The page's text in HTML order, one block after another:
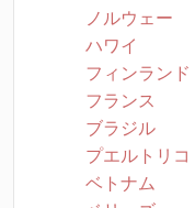
ノルウェー
ハワイ
フィンランド
フランス
ブラジル
プエルトリコ
ベトナム